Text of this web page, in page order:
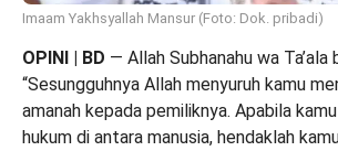
Imaam Yakhsyallah Mansur (Foto: Dok. pribadi)
OPINI | BD — Allah Subhanahu wa Ta’ala
“Sesungguhnya Allah menyuruh kamu
amanah kepada pemiliknya. Apabila
hukum di antara manusia, hendaklah